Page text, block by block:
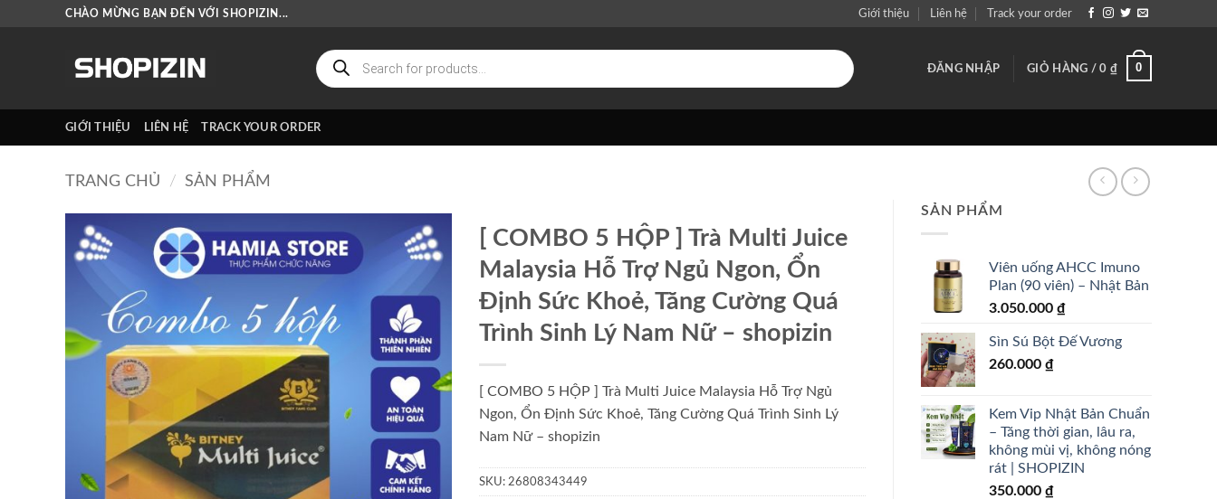
CHÀO MỪNG BẠN ĐẾN VỚI SHOPIZIN... Giới thiệu Liên hệ Track your order
Tìm
kiếm
sản
phẩm
ĐĂNG NHẬP GIỎ HÀNG /0 ₫ 0
GIỚI THIỆU LIÊN HỆ TRACK YOUR ORDER
TRANG CHỦ / SẢN PHẨM
SẢN PHẨM
Viên uống AHCC Imuno
Plan (90 viên) – Nhật Bản
3.050.000 ₫
Sìn Sú Bột Đế Vương
260.000 ₫
Kem Vip Nhật Bản Chuẩn
– Tăng thời gian, lâu ra,
không mùi vị, không nóng
rát | SHOPIZIN
350.000 ₫
[ COMBO 5 HỘP ] Trà Multi Juice
Malaysia Hỗ Trợ Ngủ Ngon, Ổn
Định Sức Khoẻ, Tăng Cường Quá
Trình Sinh Lý Nam Nữ – shopizin
[ COMBO 5 HỘP ] Trà Multi Juice Malaysia Hỗ Trợ Ngủ
Ngon, Ổn Định Sức Khoẻ, Tăng Cường Quá Trình Sinh Lý
Nam Nữ – shopizin
SKU: 26808343449